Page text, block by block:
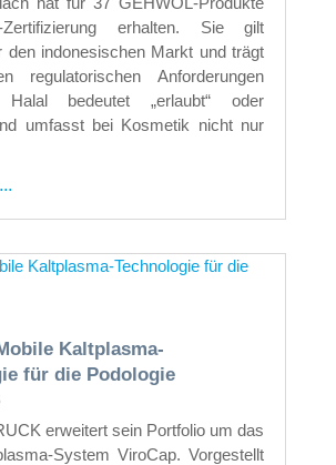
erhalten. Sie gilt
den indonesischen Markt und trägt
regulatorischen Anforderungen
Halal bedeutet „erlaubt“ oder
umfasst bei Kosmetik nicht nur
Kaltplasma-
für die Podologie
erweitert sein Portfolio um das
System ViroCap. Vorgestellt